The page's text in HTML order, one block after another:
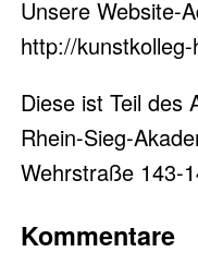
Unsere Website-
http://
Diese ist Teil des
Rhein-Sieg-
Wehrstraße 143-
Kommentare